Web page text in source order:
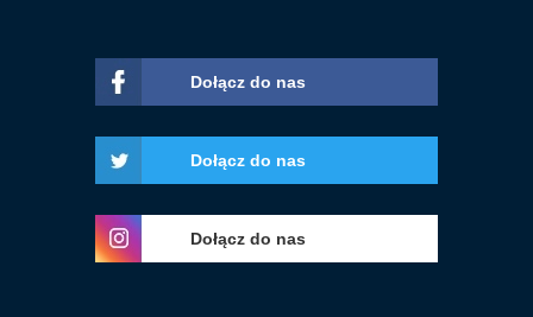
Dołącz do nas
Dołącz do nas
Dołącz do nas